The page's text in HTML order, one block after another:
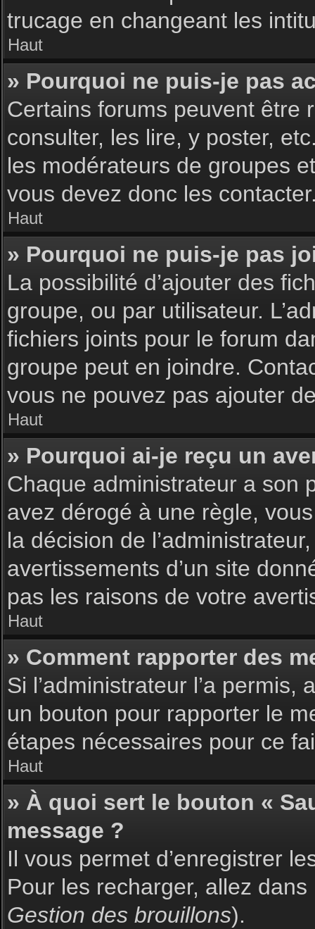
trucage en changeant les
Haut
» Pourquoi ne puis-je pas
Certains forums peuvent être
consulter, les lire, y poster,
les modérateurs de groupes
vous devez donc les
Haut
» Pourquoi ne puis-je pas
La possibilité d’ajouter des
groupe, ou par utilisateur.
fichiers joints pour le forum
groupe peut en joindre.
vous ne pouvez pas ajouter
Haut
» Pourquoi ai-je reçu un
Chaque administrateur a son
avez dérogé à une règle,
la décision de
avertissements d’un site
pas les raisons de votre
Haut
» Comment rapporter des
Si l’administrateur l’a
un bouton pour rapporter le
étapes nécessaires pour ce
Haut
» À quoi sert le bouton «
message ?
Il vous permet d’enregistrer
Pour les recharger, allez
Gestion des brouillons).